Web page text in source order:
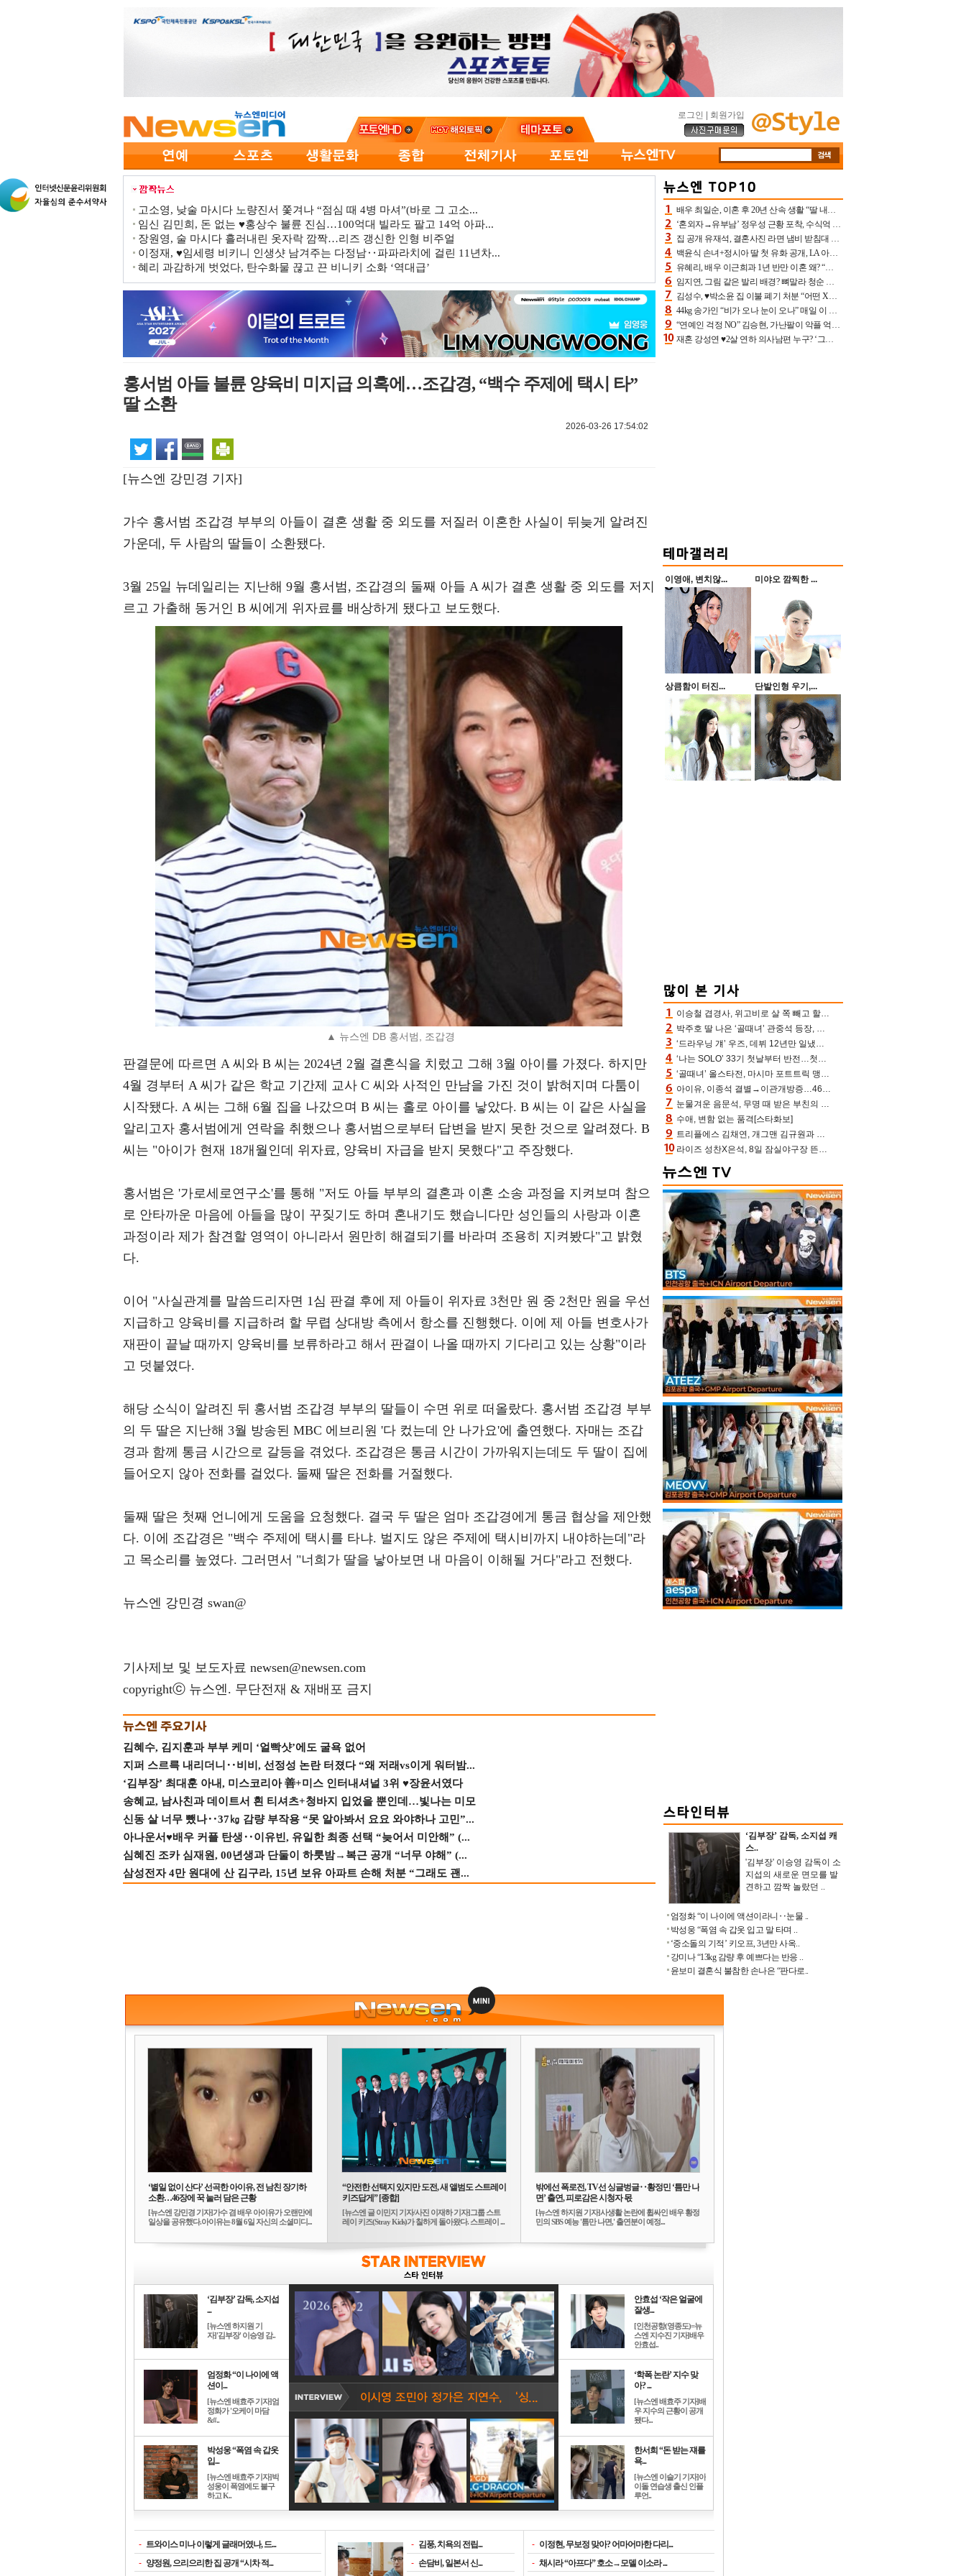
로그인 회원가입
고소영, 낮술 마시다 노량진서 쫓겨나 “점심 때 4병 마셔”(바로 그 고소...
임신 김민희, 돈 없는 ♥홍상수 불륜 진심…100억대 빌라도 팔고 14억 아파...
장원영, 술 마시다 흘러내린 옷자락 깜짝…리즈 갱신한 인형 비주얼
이정재, ♥임세령 비키니 인생샷 남겨주는 다정남‥파파라치에 걸린 11년차...
혜리 과감하게 벗었다, 탄수화물 끊고 끈 비니키 소화 ‘역대급’
홍서범 아들 불륜 양육비 미지급 의혹에…조갑경, “백수 주제에 택시 타”
딸 소환
2026-03-26 17:54:02
[뉴스엔 강민경 기자]
가수 홍서범 조갑경 부부의 아들이 결혼 생활 중 외도를 저질러 이혼한 사실이 뒤늦게 알려진
가운데, 두 사람의 딸들이 소환됐다.
3월 25일 뉴데일리는 지난해 9월 홍서범, 조갑경의 둘째 아들 A 씨가 결혼 생활 중 외도를 저지
르고 가출해 동거인 B 씨에게 위자료를 배상하게 됐다고 보도했다.
▲ 뉴스엔 DB 홍서범, 조갑경
판결문에 따르면 A 씨와 B 씨는 2024년 2월 결혼식을 치렀고 그해 3월 아이를 가졌다. 하지만
4월 경부터 A 씨가 같은 학교 기간제 교사 C 씨와 사적인 만남을 가진 것이 밝혀지며 다툼이
시작됐다. A 씨는 그해 6월 집을 나갔으며 B 씨는 홀로 아이를 낳았다. B 씨는 이 같은 사실을
알리고자 홍서범에게 연락을 취했으나 홍서범으로부터 답변을 받지 못한 것으로 알려졌다. B
씨는 "아이가 현재 18개월인데 위자료, 양육비 자급을 받지 못했다"고 주장했다.
홍서범은 '가로세로연구소'를 통해 "저도 아들 부부의 결혼과 이혼 소송 과정을 지켜보며 참으
로 안타까운 마음에 아들을 많이 꾸짖기도 하며 혼내기도 했습니다만 성인들의 사랑과 이혼
과정이라 제가 참견할 영역이 아니라서 원만히 해결되기를 바라며 조용히 지켜봤다"고 밝혔
다.
이어 "사실관계를 말씀드리자면 1심 판결 후에 제 아들이 위자료 3천만 원 중 2천만 원을 우선
지급하고 양육비를 지급하려 할 무렵 상대방 측에서 항소를 진행했다. 이에 제 아들 변호사가
재판이 끝날 때까지 양육비를 보류하라고 해서 판결이 나올 때까지 기다리고 있는 상황"이라
고 덧붙였다.
해당 소식이 알려진 뒤 홍서범 조갑경 부부의 딸들이 수면 위로 떠올랐다. 홍서범 조갑경 부부
의 두 딸은 지난해 3월 방송된 MBC 에브리원 '다 컸는데 안 나가요'에 출연했다. 자매는 조갑
경과 함께 통금 시간으로 갈등을 겪었다. 조갑경은 통금 시간이 가까워지는데도 두 딸이 집에
들어오지 않아 전화를 걸었다. 둘째 딸은 전화를 거절했다.
둘째 딸은 첫째 언니에게 도움을 요청했다. 결국 두 딸은 엄마 조갑경에게 통금 협상을 제안했
다. 이에 조갑경은 "백수 주제에 택시를 타냐. 벌지도 않은 주제에 택시비까지 내야하는데"라
고 목소리를 높였다. 그러면서 "너희가 딸을 낳아보면 내 마음이 이해될 거다"라고 전했다.
뉴스엔 강민경 swan@
기사제보 및 보도자료 newsen@newsen.com
copyrightⓒ 뉴스엔. 무단전재 & 재배포 금지
김혜수, 김지훈과 부부 케미 ‘얼빡샷’에도 굴욕 없어
지퍼 스르륵 내리더니‥비비, 선정성 논란 터졌다 “왜 저래vs이게 워터밤...
‘김부장’ 최대훈 아내, 미스코리아 善+미스 인터내셔널 3위 ♥장윤서였다
송혜교, 남사친과 데이트서 흰 티셔츠+청바지 입었을 뿐인데…빛나는 미모
신동 살 너무 뺐나‥37㎏ 감량 부작용 “못 알아봐서 요요 와야하나 고민”...
아나운서♥배우 커플 탄생‥이유빈, 유일한 최종 선택 “늦어서 미안해” (...
심혜진 조카 심재원, 00년생과 단둘이 하룻밤→복근 공개 “너무 야해” (...
삼성전자 4만 원대에 산 김구라, 15년 보유 아파트 손해 처분 “그래도 괜...
배우 최일순, 이혼 후 20년 산속 생활 “딸 내가 버렸다고 원망‥맘 아파”(특종)[어제TV]
‘혼외자→유부남’ 정우성 근황 포착, 수식억 해킹 피해 후배 만났다 “존경하는”
집 공개 유재석, 결혼사진 라면 냄비 받침대 되고 분노‥가족사진도 피해(놀뭐)[어제TV]
백윤식 손녀+정시아 딸 첫 유화 공개, LA 아트쇼→서울국제조각페스타 작가다운 수준급 실력
유혜리, 배우 이근희과 1년 반만 이혼 왜? “식칼 꽂고 의자 던져” 충격 폭로(특종)[어제TV]
임지연, 그림 같은 발리 배경? 뼈말라 청순 비키니 핏에 상대 안 되네
김성수, ♥박소윤 집 이불 폐기 처분 “어떤 X이랑 썼을지 몰라” 질투(신랑수업2)[어제TV]
44kg 송가인 “비가 오나 눈이 오나” 매일 이 운동, 허벅지 근육량 상승+체지방 감소
“연예인 걱정 NO” 김승현, 가난팔이 악플 억울할만‥아내+딸과 日 여행
재혼 강성연 ♥2살 연하 의사남편 누구? ‘그알’ 자문의에 훈남 비주얼 초엘리트 스펙 [종합]
이영애, 변치않... 미야오 깜찍한 ...
상큼함이 터진... 단발인형 우기,...
이승철 겹경사, 위고비로 살 쪽 빼고 할아버지 된다‥마음으로 낳은 딸 임신 자랑(유퀴즈)
박주호 딸 나은 ‘골때녀’ 관중석 등장, 김민재 복제인간 보고 혼란 [결정적장면]
‘드라우닝 걔’ 우즈, 데뷔 12년만 일냈다…체조경기장 입성 확정
‘나는 SOLO’ 33기 첫날부터 반전…첫인상 0표 영호, 호감남 급부상
‘골때녀’ 올스타전, 마시마 포트트릭 맹추격전 5:4 골 잔치 ‘짜릿’ [어제TV]
아이유, 이종석 결별→이관개방증…46장 꽉 채운 유애나 ♥ “열심히 사는 중”
눈물겨운 음문석, 무명 때 받은 부친의 전재산→폐암 父 세상 떠나기 전 여행(유퀴즈)[어제TV]
수애, 변함 없는 품격[스타화보]
트리플에스 김채연, 개그맨 김규원과 함께 프리뷰쇼 진행 [포토엔HD]
라이즈 성찬X은석, 8일 잠실야구장 뜬다…시구 시타+특별공연까지
‘김부장’ 감독, 소지섭 캐
스..
'김부장' 이승영 감독이 소
지섭의 새로운 면모를 발
견하고 깜짝 놀랐던 ..
엄정화 “이 나이에 액션이라니‥눈물 ..
박성웅 “폭염 속 갑옷 입고 말 타며 ..
‘중소돌의 기적’ 키오프, 3년만 사옥..
강미나 “13kg 감량 후 예쁘다는 반응 ..
윤보미 결혼식 불참한 손나은 “판다로..
‘별일 없이 산다’ 선곡한 아이유, 전 남친 장기하
소환…46장에 꾹 눌러 담은 근황
[뉴스엔 강민경 기자]가수 겸 배우 아이유가 오랜만에
일상을 공유했다.아이유는 8월 6일 자신의 소셜미디...
“안전한 선택지 있지만 도전, 새 앨범도 스트레이
키즈답게” [종합]
[뉴스엔 글 이민지 기자/사진 이재하 기자]그룹 스트
레이 키즈(Stray Kids)가 칠하게 돌아왔다. 스트레이 ...
밖에선 폭로전, TV선 싱글벙글‥황정민 ‘틈만 나
면’ 출연, 피로감은 시청자 몫
[뉴스엔 하지원 기자]사생활 논란에 휩싸인 배우 황정
민의 SBS 예능 '틈만 나면,' 출연분이 예정...
‘김부장’ 감독, 소지섭
...
[뉴스엔 하지원 기
자]'김부장' 이승영 감..
엄정화 “이 나이에 액
션이...
[뉴스엔 배효주 기자]엄
정화가 '오케이 마담
&#..
박성웅 “폭염 속 갑옷
입...
[뉴스엔 배효주 기자]박
성웅이 폭염에도 불구
하고 K..
안효섭 ‘작은 얼굴에
잘생...
[인천공항(영종도)=뉴
스엔 지수진 기자]배우
안효섭..
‘학폭 논란’ 지수 맞
아? ...
[뉴스엔 배효주 기자]배
우 지수의 근황이 공개
됐다...
한서희 “돈 받는 쟤를
욕...
[뉴스엔 이슬기 기자]아
이돌 연습생 출신 인플
루언..
- 트와이스 미나 이렇게 글래머였나, 드...
- 양정원, 으리으리한 집 공개 “시차 적...
- 김풍, 치욕의 전립...
- 손담비, 일본서 신...
- 이정현, 무보정 맞아? 어마어마한 다리...
- 채시라 “아프다” 호소→모델 이소라 ...